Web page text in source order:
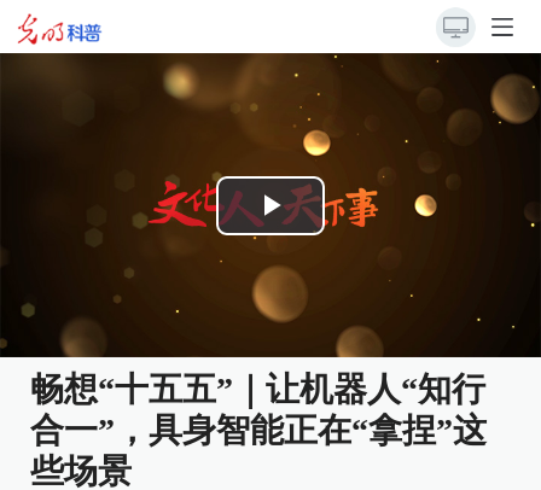
Play
Video
畅想“十五五”｜让机器人“知行
合一”，具身智能正在“拿捏”这
些场景